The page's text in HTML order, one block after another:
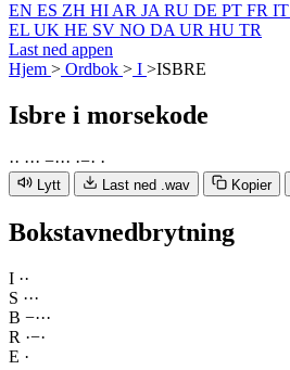
EN ES ZH HI AR JA RU DE PT FR IT
EL UK HE SV NO DA UR HU TR
Last ned appen
Hjem > Ordbok > I >ISBRE
Isbre i morsekode
·· ··· −··· ·−· ·
Lytt Last ned .wav Kopier
Bokstavnedbrytning
I ··
S ···
B −···
R ·−·
E ·